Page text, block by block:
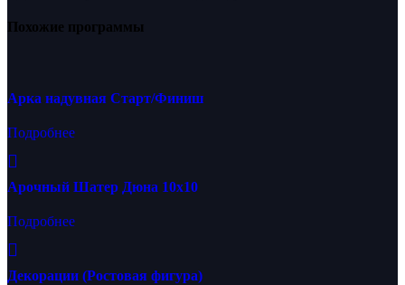
Похожие программы
Арка надувная Старт/Финиш
Подробнее
Арочный Шатер Дюна 10х10
Подробнее
Декорации (Ростовая фигура)